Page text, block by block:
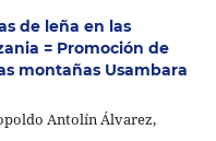
de leña en las
= Promoción de
montañas Usambara
Antolín Álvarez,